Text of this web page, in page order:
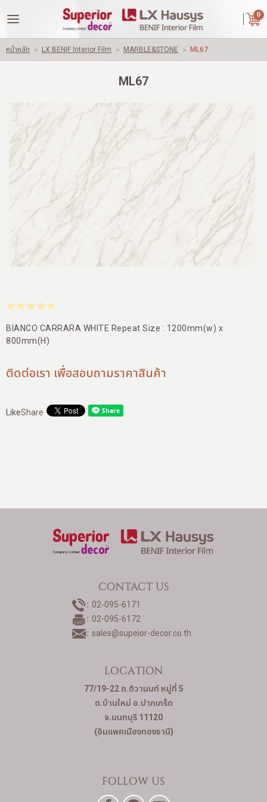
ไทย English
LOGIN REGISTER
หน้าหลัก
เกี่ยวกับเรา
คู่ค้าของเรา
ผลงานของเรา
ปัญหาใช้วัสดุทั่วไปอื่นๆ
ติดต่อเรา
บัญชีผู้ใช้
0
หน้าหลัก > LX BENIF Interior Film > MARBLE&STONE > ML67
ML67
BIANCO CARRARA WHITE Repeat Size : 1200mm(w) x
800mm(H)
ติดต่อเรา เพื่อสอบถามราคาสินค้า
LikeShare
CONTACT US
02-095-6171
02-095-6172
sales@supeior-decor.co.th
LOCATION
77/19-22 ถ.ติวานนท์ หมู่ที่ 5
ต.บ้านใหม่ อ.ปากเกร็ด
จ.นนทบุรี 11120
(อิมแพคเมืองทองธานี)
FOLLOW US